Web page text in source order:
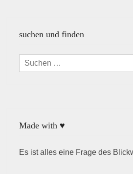
suchen und finden
Made with ♥
Es ist alles eine Frage des